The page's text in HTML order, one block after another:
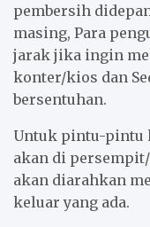
pembersih
masing, Para
jarak jika ingin
konter/kios dan
bersentuhan.
Untuk pintu-pintu
akan di
akan diarahkan
keluar yang ada.